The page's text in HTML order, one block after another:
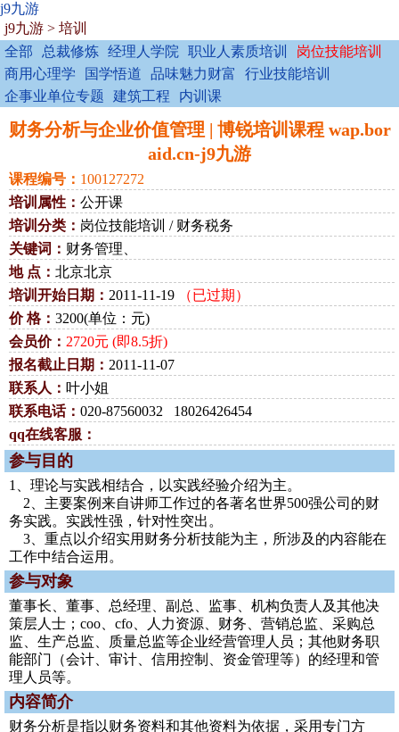
j9九游
j9九游 > 培训
全部
总裁修炼 经理人学院 职业人素质培训
岗位技能培训
商用心理学
国学悟道 品味魅力财富
行业技能培训
企事业单位专题
建筑工程 内训课
财务分析与企业价值管理 | 博锐培训课程 wap.bor
aid.cn-j9九游
课程编号： 100127272
培训属性： 公开课
培训分类： 岗位技能培训 / 财务税务
关键词： 财务管理、
地 点： 北京北京
培训开始日期： 2011-11-19
（已过期）
价 格： 3200(单位：元)
会员价： 2720元 (即8.5折)
报名截止日期： 2011-11-07
联系人： 叶小姐
联系电话： 020-87560032 18026426454
qq在线客服：
参与目的
1、理论与实践相结合，以实践经验介绍为主。
2、主要案例来自讲师工作过的各著名世界500强公司的财
务实践。实践性强，针对性突出。
3、重点以介绍实用财务分析技能为主，所涉及的内容能在
工作中结合运用。
参与对象
董事长、董事、总经理、副总、监事、机构负责人及其他决
策层人士；coo、cfo、人力资源、财务、营销总监、采购总
监、生产总监、质量总监等企业经营管理人员；其他财务职
能部门（会计、审计、信用控制、资金管理等）的经理和管
理人员等。
内容简介
财务分析是指以财务资料和其他资料为依据，采用专门方